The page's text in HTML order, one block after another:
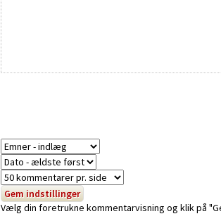
Vælg din foretrukne kommentarvisning og klik på